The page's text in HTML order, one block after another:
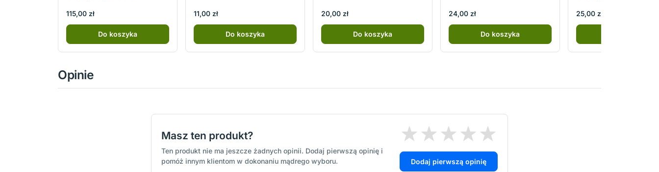
115,00 zł
Do koszyka
11,00 zł
Do koszyka
20,00 zł
Do koszyka
24,00 zł
Do koszyka
25,00 zł
Opinie
Masz ten produkt?
Ten produkt nie ma jeszcze żadnych opinii. Dodaj pierwszą opinię i
pomóż innym klientom w dokonaniu mądrego wyboru.
Dodaj pierwszą opinię